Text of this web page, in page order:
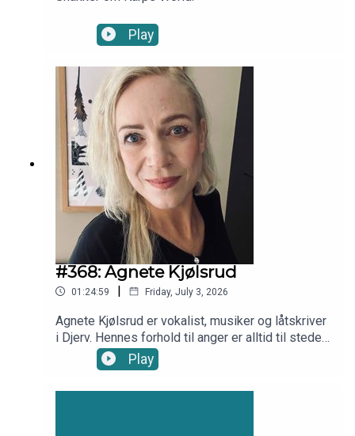
Play
#368: Agnete Kjølsrud
01:24:59 | Friday, July 3, 2026
Agnete Kjølsrud er vokalist, musiker og låtskriver
i Djerv. Hennes forhold til anger er alltid til stede
og altoppslukende, men hun kan vokse og lære å
bli rausere av det. Vi snakker bl.a. om å være
Play